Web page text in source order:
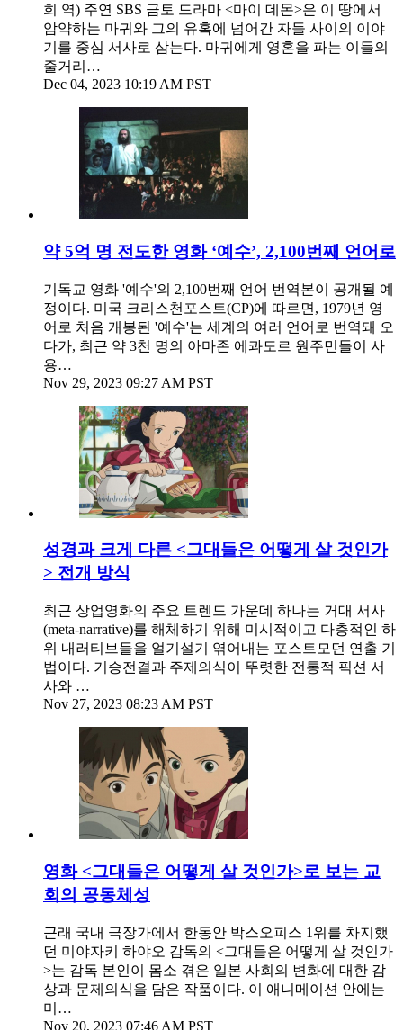
희 역) 주연 SBS 금토 드라마 <마이 데몬>은 이 땅에서
암약하는 마귀와 그의 유혹에 넘어간 자들 사이의 이야
기를 중심 서사로 삼는다. 마귀에게 영혼을 파는 이들의
줄거리…
Dec 04, 2023 10:19 AM PST
약 5억 명 전도한 영화 ‘예수’, 2,100번째 언어로
기독교 영화 '예수'의 2,100번째 언어 번역본이 공개될 예
정이다. 미국 크리스천포스트(CP)에 따르면, 1979년 영
어로 처음 개봉된 '예수'는 세계의 여러 언어로 번역돼 오
다가, 최근 약 3천 명의 아마존 에콰도르 원주민들이 사
용…
Nov 29, 2023 09:27 AM PST
성경과 크게 다른 <그대들은 어떻게 살 것인가
> 전개 방식
최근 상업영화의 주요 트렌드 가운데 하나는 거대 서사
(meta-narrative)를 해체하기 위해 미시적이고 다층적인 하
위 내러티브들을 얼기설기 엮어내는 포스트모던 연출 기
법이다. 기승전결과 주제의식이 뚜렷한 전통적 픽션 서
사와 …
Nov 27, 2023 08:23 AM PST
영화 <그대들은 어떻게 살 것인가>로 보는 교
회의 공동체성
근래 국내 극장가에서 한동안 박스오피스 1위를 차지했
던 미야자키 하야오 감독의 <그대들은 어떻게 살 것인가
>는 감독 본인이 몸소 겪은 일본 사회의 변화에 대한 감
상과 문제의식을 담은 작품이다. 이 애니메이션 안에는
미…
Nov 20, 2023 07:46 AM PST